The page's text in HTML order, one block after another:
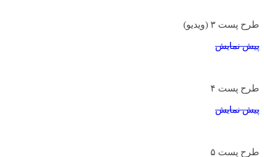
طرح پست ۳ (ویدیو)
پیش نمایش
طرح پست ۴
پیش نمایش
طرح پست ۵